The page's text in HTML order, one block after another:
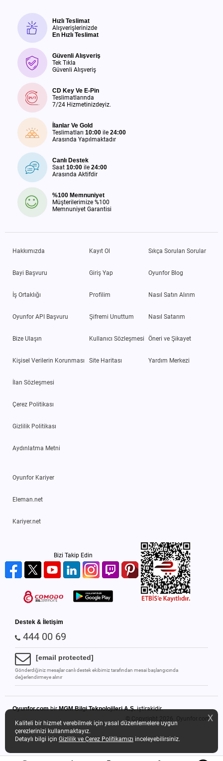
X
Kaliteli bir hizmet verebilmek için yasal düzenlemelere uygun
çerezlerinizi kullanmaktayız.
Detaylı bilgi için Gizlilik ve Çerez Politikamızı inceleyebilirsiniz.
Hızlı Teslimat
Alışverişlerinizde
En Hızlı Teslimat
Güvenli Alışveriş
Tek Tıkla
Güvenli Alışveriş
CD Key Ve E-Pin
Teslimatlarında
7/24 Hizmetinizdeyiz.
İlanlar Ve Gold
Teslimatları 10:00 ile 24:00
Arasında Yapılmaktadır
Canlı Destek
Saat 10:00 ile 24:00
Arasında Aktifdir
%100 Memnuniyet
Müşterilerimize %100
Memnuniyet Garantisi
Hakkımızda
Bayi Başvuru
İş Ortaklığı
Oyunfor API Başvuru
Bize Ulaşın
Kişisel Verilerin Korunması
İlan Sözleşmesi
Çerez Politikası
Gizlilik Politikası
Aydınlatma Metni
Kayıt Ol
Giriş Yap
Profilim
Şifremi Unuttum
Kullanıcı Sözleşmesi
Site Haritası
Sıkça Sorulan Sorular
Oyunfor Blog
Nasıl Satın Alırım
Nasıl Satarım
Öneri ve Şikayet
Yardım Merkezi
Oyunfor Kariyer
Eleman.net
Kariyer.net
Bizi Takip Edin
Destek & İletişim
444 00 69
[email protected]
Gönderdiğiniz mesajlar canlı destek ekibimiz tarafından mesai başlangıcında
değerlendirmeye alınır
Oyunfor.combirMGM Bilgi Teknolojileri A.Ş.iştirakidir.
© Copyright 2026.
Oyunfor.com